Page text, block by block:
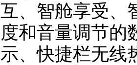
、智舱享受、
和音量调节的
、快捷栏无线